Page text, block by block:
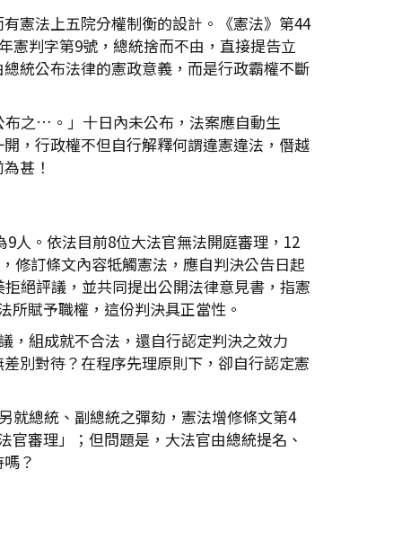
憲法上五院分權制衡的設計。《憲法》第44
憲判字第9號，總統捨而不由，直接提告立
統公布法律的憲政意義，而是行政霸權不斷
布之…。」十日內未公布，法案應自動生
，行政權不但自行解釋何謂違憲違法，僭越
甚！
人。依法目前8位大法官無法開庭審理，12
修訂條文內容牴觸憲法，應自判決公告日起
絕評議，並共同提出公開法律意見書，指憲
賦予職權，這份判決具正當性。
，組成就不合法，還自行認定判決之效力
別對待？在程序先理原則下，卻自行認定憲
就總統、副總統之彈劾，憲法增修條文第4
審理」；但問題是，大法官由總統提名、
？